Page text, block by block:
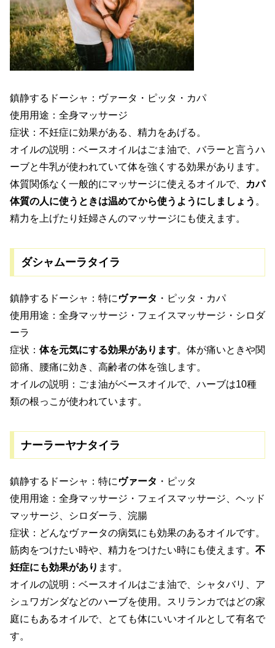
鎮静するドーシャ：ヴァータ・ピッタ・カパ
使用用途：全身マッサージ
症状：不妊症に効果がある、精力をあげる。
オイルの説明：ベースオイルはごま油で、バラーと言うハ
ーブと牛乳が使われていて体を強くする効果があります。
体質関係なく一般的にマッサージに使えるオイルで、
カパ
体質の人に使うときは温めてから使うようにしましょう 。
精力を上げたり妊婦さんのマッサージにも使えます。
ダシャムーラタイラ
鎮静するドーシャ：特に ヴァータ ・ピッタ・カパ
使用用途：全身マッサージ・フェイスマッサージ・シロダ
ーラ
症状： 体を元気にする効果があります。体が痛いときや関
節痛、腰痛に効き、高齢者の体を強します。
オイルの説明：ごま油がベースオイルで、ハーブは10種
類の根っこが使われています。
ナーラーヤナタイラ
鎮静するドーシャ：特に ヴァータ ・ピッタ
使用用途：全身マッサージ・フェイスマッサージ、ヘッド
マッサージ、シロダーラ、浣腸
症状：どんなヴァータの病気にも効果のあるオイルです。
筋肉をつけたい時や、精力をつけたい時にも使えます。 不
妊症にも効果があり ます。
オイルの説明：ベースオイルはごま油で、シャタバリ、ア
シュワガンダなどのハーブを使用。スリランカではどの家
庭にもあるオイルで、とても体にいいオイルとして有名で
す。